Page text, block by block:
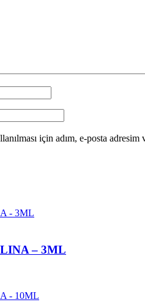
için adım, e-posta adresim
– 3ML